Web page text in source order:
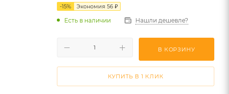
-15% Экономия 56 ₽
Есть в наличии Нашли дешевле?
В КОРЗИНУ
КУПИТЬ В 1 КЛИК